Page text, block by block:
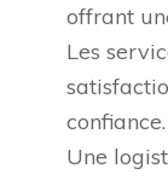
offrant
Les
confiance.
Une